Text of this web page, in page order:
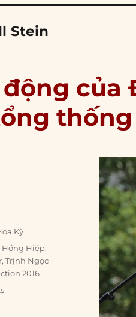
Stein
động của
thống
Kỳ
Hồng Hiệp,
,Trịnh Ngọc
2016